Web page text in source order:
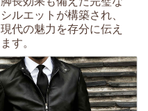
シルエットが構築され、
現代の魅力を存分に伝え
ます。